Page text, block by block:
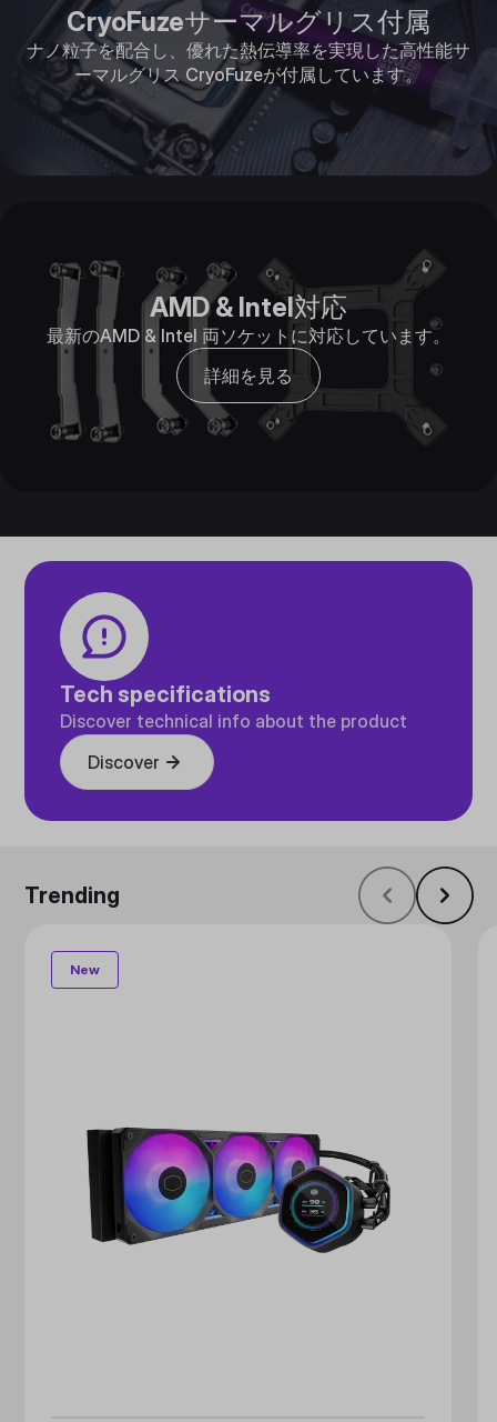
CryoFuzeサーマルグリス付属
ナノ粒子を配合し、優れた熱伝導率を実現した高性能サ
ーマルグリス CryoFuzeが付属しています。
AMD & Intel対応
最新のAMD & Intel 両ソケットに対応しています。
詳細を見る
Tech specifications
Discover technical info about the product
Discover
Trending
New